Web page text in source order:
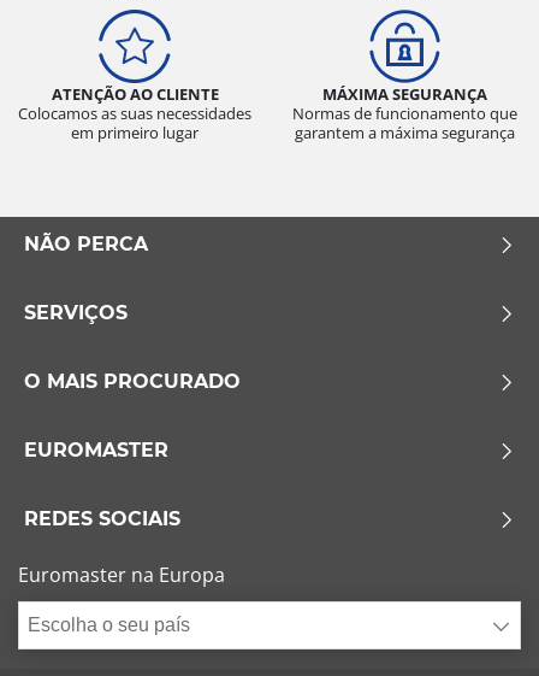
ATENÇÃO AO CLIENTE
Colocamos as suas necessidades
em primeiro lugar
MÁXIMA SEGURANÇA
Normas de funcionamento que
garantem a máxima segurança
NÃO PERCA
SERVIÇOS
O MAIS PROCURADO
EUROMASTER
REDES SOCIAIS
Euromaster na Europa
Escolha o seu país